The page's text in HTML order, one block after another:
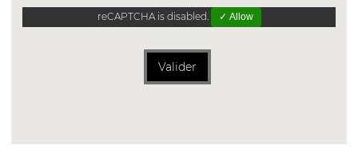
reCAPTCHA is disabled. ✓ Allow
Valider